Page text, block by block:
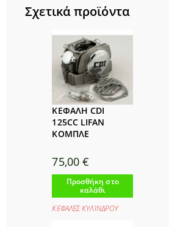
Σχετικά προϊόντα
ΚΕΦΑΛΗ CDI
125CC LIFAN
ΚΟΜΠΛΕ
75,00€
Προσθήκη στο
καλάθι
ΚΕΦΑΛΈΣ ΚΥΛΊΝΔΡΟΥ